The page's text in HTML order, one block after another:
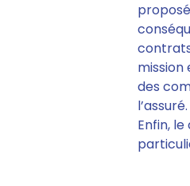
mission
des
Enfin, le